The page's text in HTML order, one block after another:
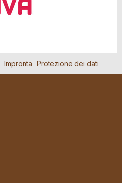
Impronta Protezione dei dati